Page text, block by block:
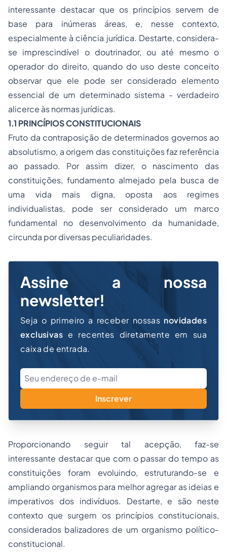
interessante destacar que os princípios servem de
base para inúmeras áreas, e, nesse contexto,
especialmente à ciência jurídica. Destarte, considera-
se imprescindível o doutrinador, ou até mesmo o
operador do direito, quando do uso deste conceito
observar que ele pode ser considerado elemento
essencial de um determinado sistema - verdadeiro
alicerce às normas jurídicas.
1.1 PRINCÍPIOS CONSTITUCIONAIS
Fruto da contraposição de determinados governos ao
absolutismo, a origem das constituições faz referência
ao passado. Por assim dizer, o nascimento das
constituições, fundamento almejado pela busca de
uma vida mais digna, oposta aos regimes
individualistas, pode ser considerado um marco
fundamental no desenvolvimento da humanidade,
circunda por diversas peculiaridades.
Assine a nossa
newsletter!
Seja o primeiro a receber nossas novidades
exclusivas e recentes diretamente em sua
caixa de entrada.
Inscrever
Proporcionando seguir tal acepção, faz-se
interessante destacar que com o passar do tempo as
constituições foram evoluindo, estruturando-se e
ampliando organismos para melhor agregar as ideias e
imperativos dos indivíduos. Destarte, e são neste
contexto que surgem os princípios constitucionais,
considerados balizadores de um organismo político-
constitucional.